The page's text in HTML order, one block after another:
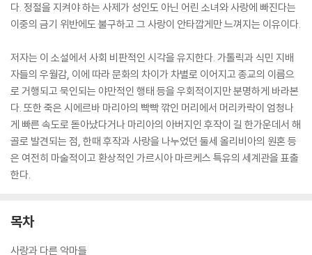
다. 정절을 지켜야 하는 사제가 성인도 아닌 어린 소녀와 사랑에 빠진다는
이중의 금기 위반에도 불구하고 그 사랑이 안타깝게만 느껴지는 이유이다.
저자는 이 소설에서 사회 비판적인 시각을 유지한다. 가톨릭과 식민 지배
자들의 우월감, 이에 따라 문화의 차이가 차별로 이어지고 종교의 이름으
로 거행되고 묵인되는 야만적인 행태 등을 우회적이지만 분명하게 바라본
다. 또한 죽은 시에르바 마리아의 빡빡 깎인 머리에서 머리카락이 엄청나
게 빠른 속도로 돋아났다거나 마리아의 아버지인 후작이 길 한가운데서 해
골로 발견되는 점, 한때 후작과 사랑을 나누었던 둘세 올리비아의 원혼 등
은 여전히 마술적이고 환상적인 가르시아 마르케스 특유의 세계관을 표출
한다.
목차
사랑과 다른 악마들